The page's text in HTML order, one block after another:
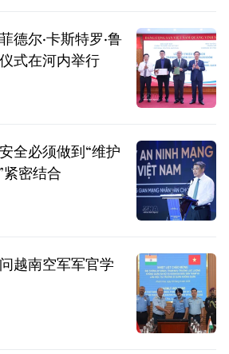
德尔·卡斯特罗·鲁
式在河内举行
全必须做到“维护
紧密结合
越南空军军官学